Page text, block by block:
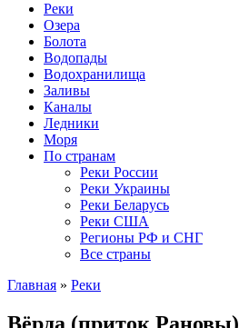
Реки
Озера
Болота
Водопады
Водохранилища
Заливы
Каналы
Ледники
Моря
По странам
Реки России
Реки Украины
Реки Беларусь
Реки США
Регионы РФ и СНГ
Все страны
Главная » Реки